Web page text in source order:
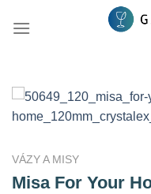
VÁZY A MISY
Misa For Your